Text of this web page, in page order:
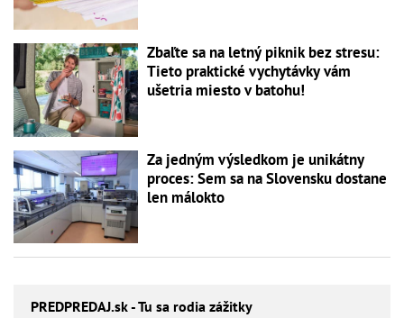
Zbaľte sa na letný piknik bez stresu:
Tieto praktické vychytávky vám
ušetria miesto v batohu!
Za jedným výsledkom je unikátny
proces: Sem sa na Slovensku dostane
len málokto
PREDPREDAJ.sk - Tu sa rodia zážitky